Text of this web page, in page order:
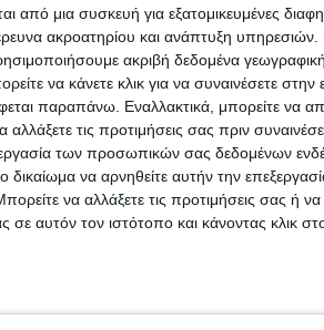
από μια συσκευή για εξατομικευμένες
ακροατηρίου και ανάπτυξη υπηρεσιών.
ακριβή δεδομένα
να κάνετε κλικ για να συναινέσετε στην
παραπάνω. Εναλλακτικά, μπορείτε να
τις προτιμήσεις σας πριν
των προσωπικών σας δεδομένων
να αρνηθείτε αυτήν την
να αλλάξετε τις προτιμήσεις σας ή
σε αυτόν τον ιστότοπο και κάνοντας κλικ
ΑΓΩΝ στο Google News!
και ευρύτερα της Θεσσαλίας